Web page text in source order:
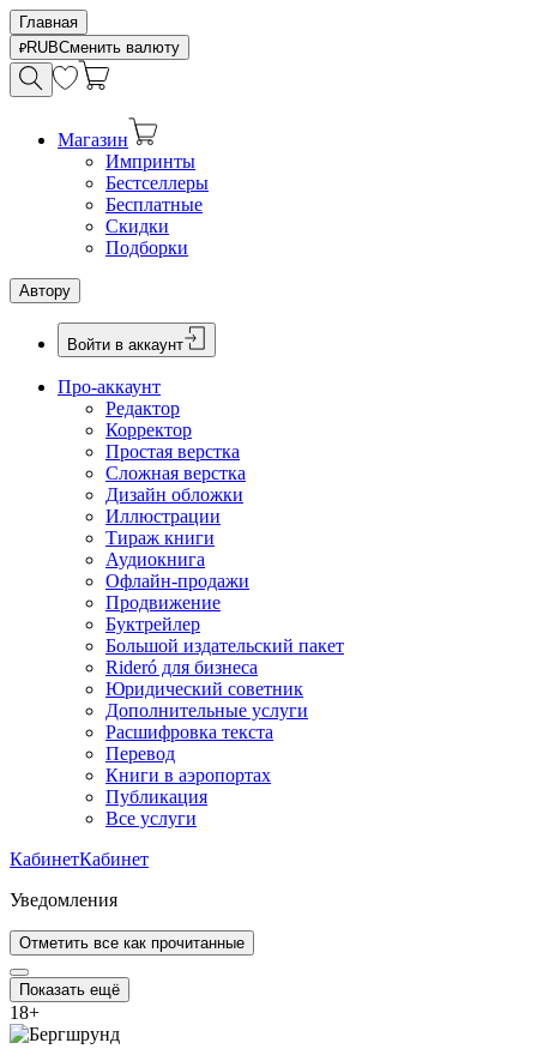
Главная
RUBСменить валюту
Магазин
Импринты
Бестселлеры
Бесплатные
Скидки
Подборки
Автору
Войти в аккаунт
Про-аккаунт
Редактор
Корректор
Простая верстка
Сложная верстка
Дизайн обложки
Иллюстрации
Тираж книги
Аудиокнига
Офлайн-продажи
Продвижение
Буктрейлер
Большой издательский пакет
Rideró для бизнеса
Юридический советник
Дополнительные услуги
Расшифровка текста
Перевод
Книги в аэропортах
Публикация
Все услуги
КабинетКабинет
Уведомления
Отметить все как прочитанные
Показать ещё
18+